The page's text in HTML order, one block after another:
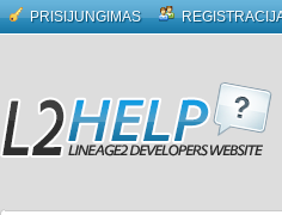
PRISIJUNGIMAS